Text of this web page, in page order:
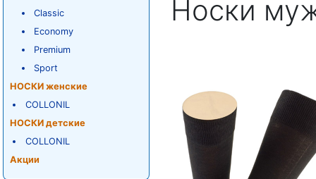
Classic
Economy
Premium
Sport
НОСКИ женские
COLLONIL
НОСКИ детские
COLLONIL
Акции
Носки